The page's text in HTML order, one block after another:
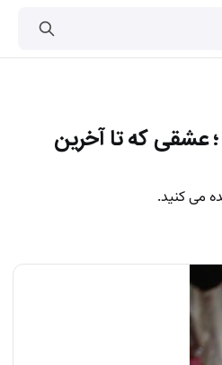
عشقی که تا آخرین
می کنید.